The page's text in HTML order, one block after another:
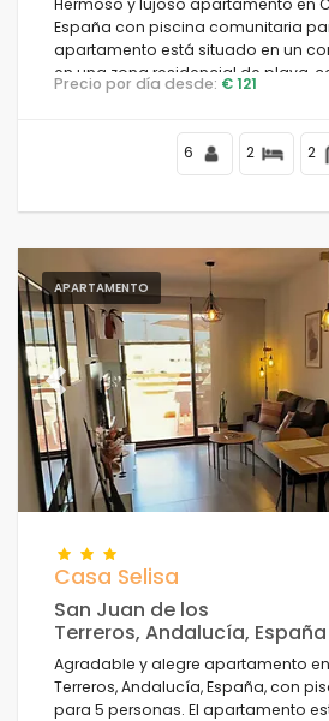
Hermoso y lujoso apartamento en
España con piscina comunitaria
apartamento está situado en un
en una zona residencial de playa,
y bares, tiendas y supermercados,
Precio por día desde: € 121
6 2 2
APARTAMENTO
Previous
Casa Selisa
San Juan de los
Terreros, Andalucía, España
Agradable y alegre apartamento
Terreros, Andalucía, España, con
para 5 personas. El apartamento